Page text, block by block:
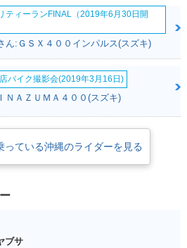
ティーランFINAL（2019年6月30日開
ん:ＧＳＸ４００インパルス(スズキ)
バイク撮影会(2019年3月16日)
ＮＡＺＵＭＡ４００(スズキ)
っている沖縄のライダーを見る
ブサ